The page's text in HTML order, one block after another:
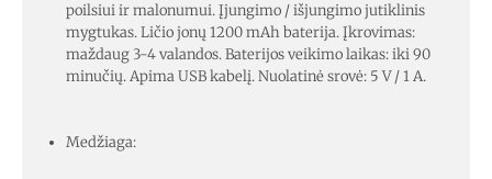
poilsiui ir malonumui. Įjungimo / išjungimo jutiklinis
mygtukas. Ličio jonų 1200 mAh baterija. Įkrovimas:
maždaug 3-4 valandos. Baterijos veikimo laikas: iki 90
minučių. Apima USB kabelį. Nuolatinė srovė: 5 V / 1 A.
Medžiaga: